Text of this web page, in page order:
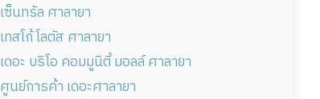
เซ็นทรัล ศาลายา
เทสโก้ โลตัส ศาลายา
เดอะ บริโอ คอมมูนิตี้ มอลล์ ศาลายา
ศูนย์การค้า เดอะศาลายา